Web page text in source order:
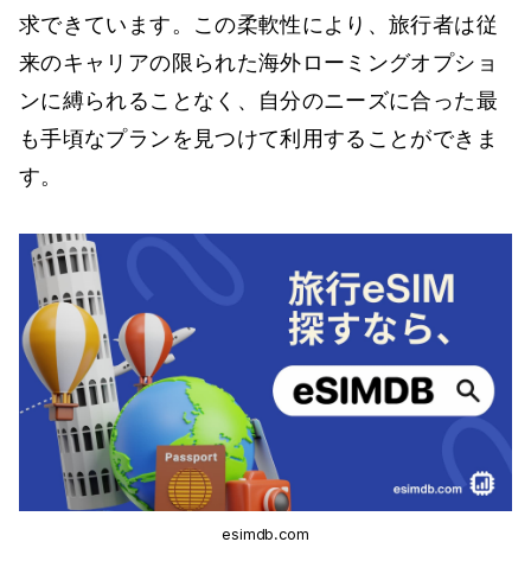
求できています。この柔軟性により、旅行者は従
来のキャリアの限られた海外ローミングオプショ
ンに縛られることなく、自分のニーズに合った最
も手頃なプランを見つけて利用することができま
す。
esimdb.com